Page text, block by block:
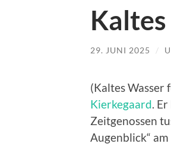
29. JUNI 2025 /
(Kaltes Wasser
Kierkegaard .
Zeitgenossen
Augenblick“